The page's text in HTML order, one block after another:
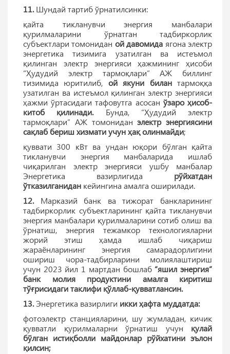
11.Шундай тартиб ўрнатилсинки:
қайта тикланувчи энергия манбалари
қурилмаларини ўрнатган тадбиркорлик
субъектлари томонидан ой давомида ягона электр
энергетика тизимига узатилган ва истеъмол
қилинган электр энергияси ҳажмининг ҳисоби
“Ҳудудий электр тармоқлари” АЖ биллинг
тизимида юритилиб, ой якуни билантармоққа
узатилган ва истеъмол қилинган электр энергияси
ҳажми ўртасидаги тафовутга асосан ўзаро ҳисоб-
китоб қилинади. Бунда, “Ҳудудий электр
тармоқлари” АЖ томониданэлектр энергиясини
сақлаб бериш хизмати учун ҳақ олинмайди;
қуввати 300 кВт ва ундан юқори бўлган қайта
тикланувчи энергия манбаларида ишлаб
чиқарилган электр энергияси ушбу манбалар
Энергетика вазирлигида рўйхатдан
ўтказилганидан кейингина амалга оширилади.
12.Марказий банк ва тижорат банкларининг
тадбиркорлик субъектларининг қайта тикланувчи
энергия манбалари қурилмаларини сотиб олиш ва
ўрнатиш, энергия тежамкор технологияларни
жорий этиш ҳамда ишлаб чиқариш
жараёнларининг энергия самарадорлигини
ошириш чора-тадбирларини молиялаштириш
учун 2023 йил 1 мартдан бошлаб“яшил энергия”
банк молия продуктини амалга киритиш
тўғрисидаги таклифи қўллаб-қувватлансин.
13.Энергетика вазирлиги икки ҳафта муддатда:
фотоэлектр станцияларини, шу жумладан, кичик
қувватли қурилмаларни ўрнатиш учун қулай
бўлган истиқболли майдонлар рўйхатини эълон
қилсин;